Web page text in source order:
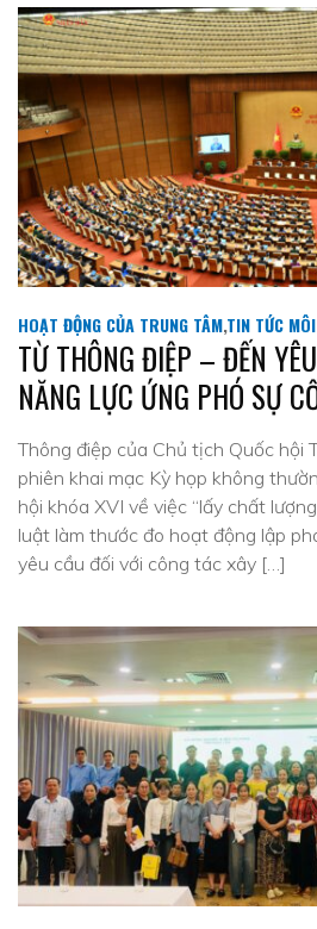
HOẠT ĐỘNG CỦA TRUNG TÂM,TIN TỨC
TỪ THÔNG ĐIỆP – ĐẾN
NĂNG LỰC ỨNG PHÓ SỰ
Thông điệp của Chủ tịch Quốc hội
phiên khai mạc Kỳ họp không
hội khóa XVI về việc “lấy chất
luật làm thước đo hoạt động lập
yêu cầu đối với công tác xây […]